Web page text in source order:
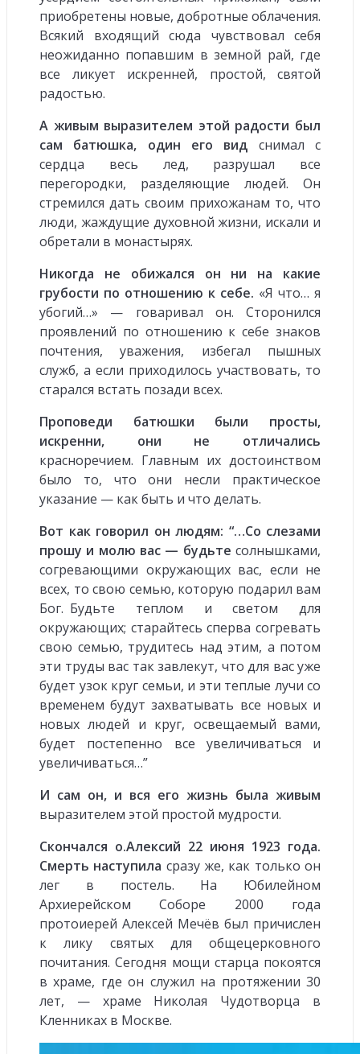
приобретены новые, добротные облачения.
Всякий входящий сюда чувствовал себя
неожиданно попавшим в земной рай, где
все ликует искренней, простой, святой
радостью.
А живым выразителем этой радости был
сам батюшка, один его вид снимал с
сердца весь лед, разрушал все
перегородки, разделяющие людей. Он
стремился дать своим прихожанам то, что
люди, жаждущие духовной жизни, искали и
обретали в монастырях.
Никогда не обижался он ни на какие
грубости по отношению к себе. «Я что… я
убогий…» — говаривал он. Сторонился
проявлений по отношению к себе знаков
почтения, уважения, избегал пышных
служб, а если приходилось участвовать, то
старался встать позади всех.
Проповеди батюшки были просты,
искренни, они не отличались
красноречием. Главным их достоинством
было то, что они несли практическое
указание — как быть и что делать.
Вот как говорил он людям: “…Со слезами
прошу и молю вас — будьте солнышками,
согревающими окружающих вас, если не
всех, то свою семью, которую подарил вам
Бог. Будьте теплом и светом для
окружающих; старайтесь сперва согревать
свою семью, трудитесь над этим, а потом
эти труды вас так завлекут, что для вас уже
будет узок круг семьи, и эти теплые лучи со
временем будут захватывать все новых и
новых людей и круг, освещаемый вами,
будет постепенно все увеличиваться и
увеличиваться…”
И сам он, и вся его жизнь была живым
выразителем этой простой мудрости.
Скончался о.Алексий 22 июня 1923 года.
Смерть наступила сразу же, как только он
лег в постель. На Юбилейном
Архиерейском Соборе 2000 года
протоиерей Алексей Мечёв был причислен
к лику святых для общецерковного
почитания. Сегодня мощи старца покоятся
в храме, где он служил на протяжении 30
лет, — храме Николая Чудотворца в
Кленниках в Москве.